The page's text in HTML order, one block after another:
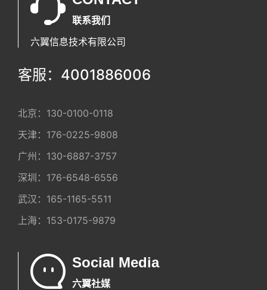
联系我们
六翼信息技术有限公司
客服：4001886006
北京： 130-0100-0118
天津： 176-0225-9808
广州： 130-6887-3757
深圳： 176-6548-6556
武汉： 165-1165-5511
上海： 153-0175-9879
Social Media
六翼社媒